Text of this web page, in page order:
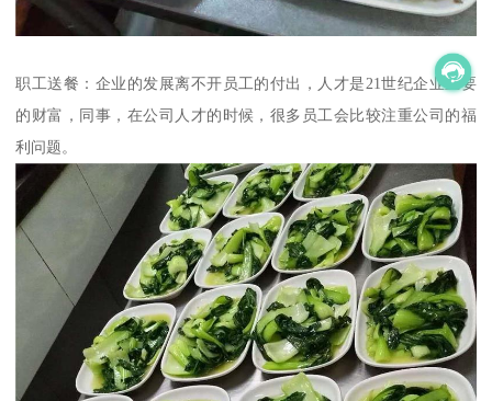
职工送餐：企业的发展离不开员工的付出，人才是21世纪企业重要
的财富，同事，在公司人才的时候，很多员工会比较注重公司的福
利问题。